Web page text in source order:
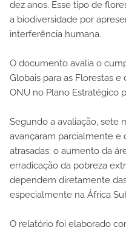
dez anos. Esse tipo de
a biodiversidade por
interferência humana.
O documento avalia o
Globais para as Florestas
ONU no Plano Estratégico
Segundo a avaliação, sete
avançaram parcialmente e
atrasadas: o aumento da
erradicação da pobreza
dependem diretamente
especialmente na África
O relatório foi elaborado